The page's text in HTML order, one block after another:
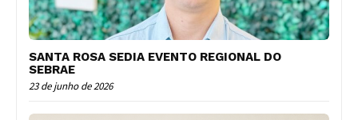
SANTA ROSA SEDIA EVENTO REGIONAL DO
SEBRAE
23 de junho de 2026